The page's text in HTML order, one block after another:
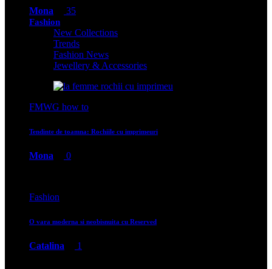
Mona 35
Fashion
New Collections
Trends
Fashion News
Jewellery & Accessories
FMWG how to
Tendinte de toamna: Rochiile cu imprimeuri
Mona 0
Fashion
O vara moderna si neobisnuita cu Reserved
Catalina 1